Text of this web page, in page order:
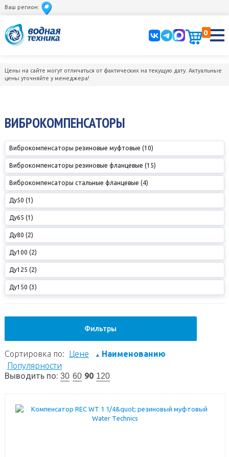
Ваш регион:
0
Цены на сайте могут отличаться от фактических на текущую дату. Актуальные
цены уточняйте у менеджера!
ВИБРОКОМПЕНСАТОРЫ
Виброкомпенсаторы резиновые муфтовые (10)
Виброкомпенсаторы резиновые фланцевые (15)
Виброкомпенсаторы стальные фланцевые (4)
Ду50 (1)
Ду65 (1)
Ду80 (2)
Ду100 (2)
Ду125 (2)
Ду150 (3)
Фильтры
Сортировка по: Цене ▲ Наименованию
Популярности
Выводить по: 30 60 90 120